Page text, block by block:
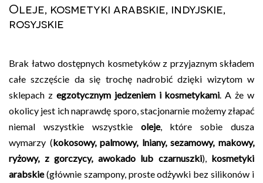
Oleje, kosmetyki arabskie, indyjskie,
rosyjskie
Brak łatwo dostępnych kosmetyków z przyjaznym składem
całe szczęście da się trochę nadrobić dzięki wizytom w
sklepach z egzotycznym jedzeniem i kosmetykami. A że w
okolicy jest ich naprawdę sporo, stacjonarnie możemy złapać
niemal wszystkie wszystkie oleje, które sobie dusza
wymarzy (kokosowy, palmowy, lniany, sezamowy, makowy,
ryżowy, z gorczycy, awokado lub czarnuszki), kosmetyki
arabskie(głównie szampony, proste odżywki bez silikonów i